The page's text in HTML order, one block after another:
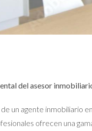
del asesor
un agente inmobiliario
ofrecen una